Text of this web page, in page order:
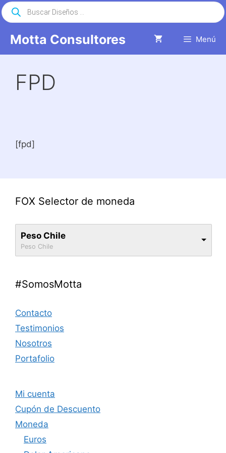
Saltar
al
Motta Consultores Menú
Búsqueda
de
productos
FPD
[fpd]
FOX Selector de moneda
Peso Chile
Peso Chile
#SomosMotta
Contacto
Testimonios
Nosotros
Portafolio
Mi cuenta
Cupón de Descuento
Moneda
Euros